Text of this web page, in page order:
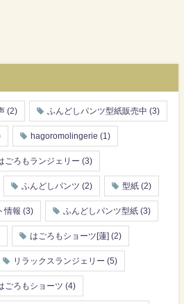
(2) ふんどしパンツ型紙販売中 (3)
hagoromolingerie (1)
ごろもランジェリー (3)
ふんどしパンツ (2) 型紙 (2)
情報 (3) ふんどしパンツ型紙 (3)
はごろもショーツ[蓮] (2)
リラックスランジェリー (5)
ごろもショーツ (4)